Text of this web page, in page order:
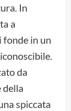
In
a
fonde in un
da
della
spiccata